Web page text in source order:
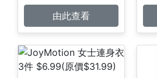
由此查看